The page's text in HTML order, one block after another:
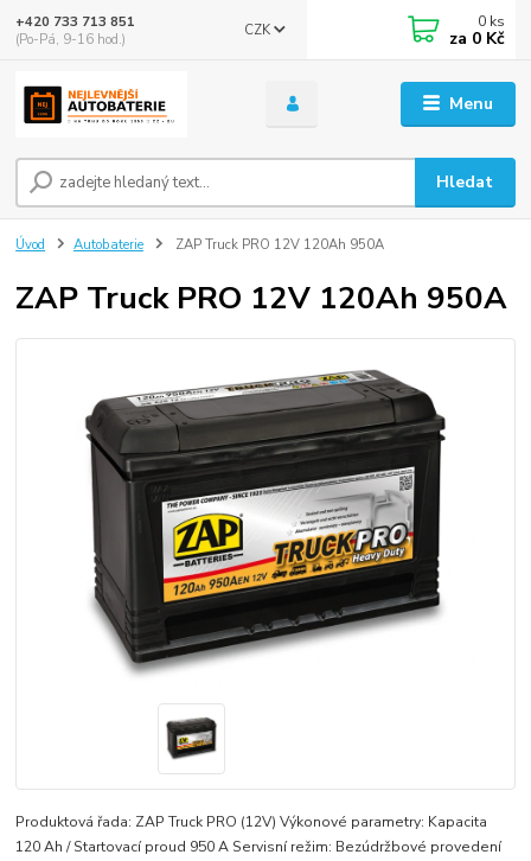
Menu
CZK
Hledat
+420 733 713 851
(Po-Pá, 9-16 hod.)
0 ks
za 0 Kč
Úvod Autobaterie ZAP Truck PRO 12V 120Ah 950A
ZAP Truck PRO 12V 120Ah 950A
Produktová řada: ZAP Truck PRO (12V) Výkonové parametry: Kapacita
120 Ah / Startovací proud 950 A Servisní režim: Bezúdržbové provedení